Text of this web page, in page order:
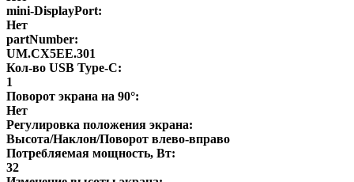
mini-DisplayPort:
Нет
partNumber:
UM.CX5EE.301
Кол-во USB Type-C:
1
Поворот экрана на 90°:
Нет
Регулировка положения экрана:
Высота/Наклон/Поворот влево-вправо
Потребляемая мощность, Вт:
32